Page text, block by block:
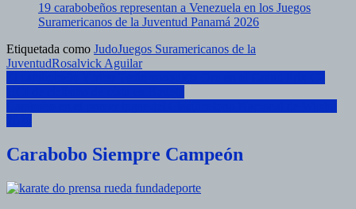
19 carabobeños representan a Venezuela en los Juegos
Suramericanos de la Juventud Panamá 2026
Etiquetada como JudoJuegos Suramericanos de la
JuventudRosalvick Aguilar
Navegación
de
entradas
Carabobo Siempre Campeón